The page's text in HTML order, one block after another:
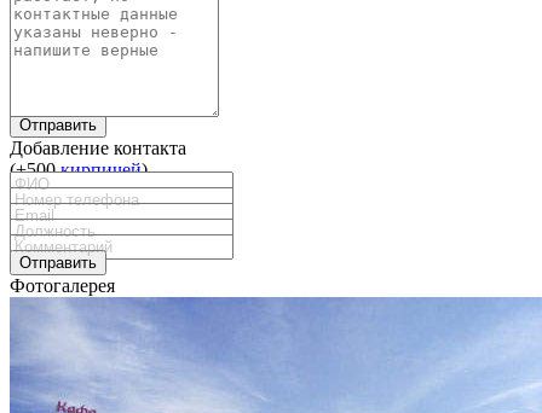
Отправить
Добавление контакта
(+500кирпичей)
Отправить
Фотогалерея